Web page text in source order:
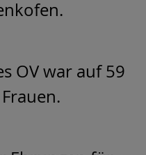
OV war auf 59